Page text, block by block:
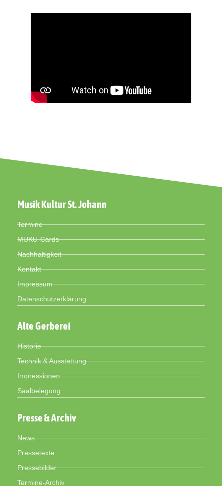
Musik Kultur St. Johann
Termine
MUKU-Cards
Nachhaltigkeit
Kontakt
Impressum
Datenschutzerklärung
Alte Gerberei
Historie
Technik & Ausstattung
Impressionen
Saalbelegung
Presse & Archiv
News
Pressetexte
Pressebilder
Termine-Archiv